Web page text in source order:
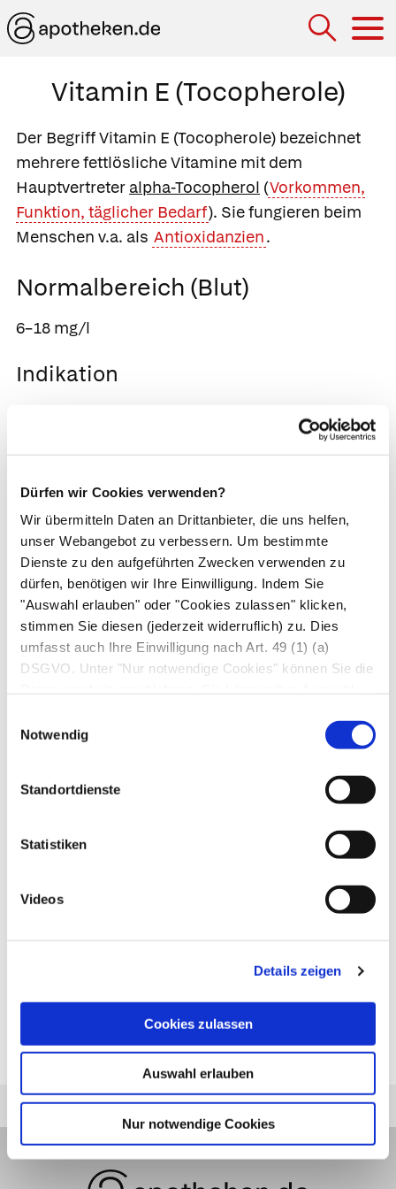
Dürfen wir Cookies verwenden?
Wir übermitteln Daten an Drittanbieter, die uns helfen,
unser Webangebot zu verbessern. Um bestimmte
Dienste zu den aufgeführten Zwecken verwenden zu
dürfen, benötigen wir Ihre Einwilligung. Indem Sie
"Auswahl erlauben" oder "Cookies zulassen" klicken,
stimmen Sie diesen (jederzeit widerruflich) zu. Dies
umfasst auch Ihre Einwilligung nach Art. 49 (1) (a)
DSGVO. Unter "Nur notwendige Cookies" können Sie die
Notwendig
Standortdienste
Statistiken
Videos
Details zeigen
Cookies zulassen
Auswahl erlauben
Nur notwendige Cookies
Vitamin E (Tocopherole)
Der BegriffVitamin E (Tocopherole) bezeichnet
mehrere fettlösliche Vitamine mit dem
Hauptvertreter alpha-Tocopherol (Vorkommen,
Funktion, täglicher Bedarf). Sie fungieren beim
Menschen v.a. als Antioxidanzien.
Normalbereich (Blut)
6–18 mg/l
Indikation
Ursachen erniedrigter Werte
Schwere Verdauungs- und
Resorptionsstörungen, z.B. beiMukoviszidose
Leberzirrhose
Autor*innen
Dr. med. Arne Schäffler, Dr. med. Ingrid Wess in:
Gesundheit heute, herausgegeben von Dr. med. Arne
Schäffler. Trias, Stuttgart, 3. Auflage (2014). | zuletzt
um 11:31 Uhr
Nächster Artikel
Behandlung gegen Diabetes-
Blindheit